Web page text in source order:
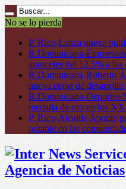
No se lo pierda
P. Rico-Lanza nueva
R.Dominicana-
aranceles del 12.5% a
R.Dominicana-Roberto
nueva etapa de
R.Dominicana-Deportes/
medalla de oro en los
P. Rico-Alcalde Aponte
potable en las
Agencia de Noticias